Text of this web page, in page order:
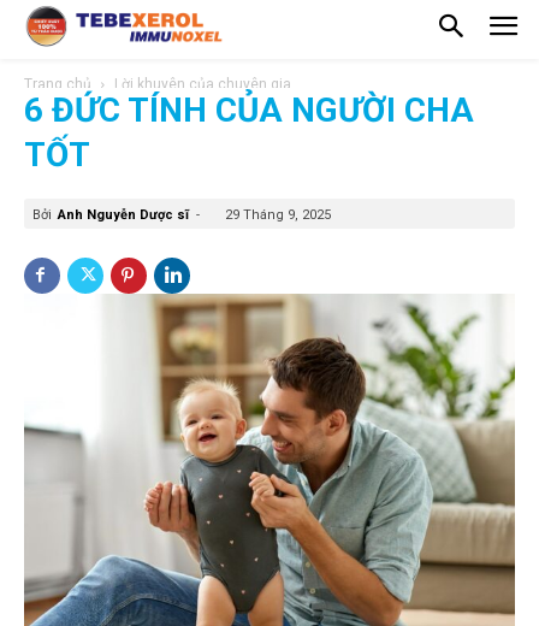
Trang chủ Lời khuyên của chuyên gia
6 ĐỨC TÍNH CỦA NGƯỜI CHA
TỐT
Bởi Anh Nguyễn Dược sĩ - 29 Tháng 9, 2025